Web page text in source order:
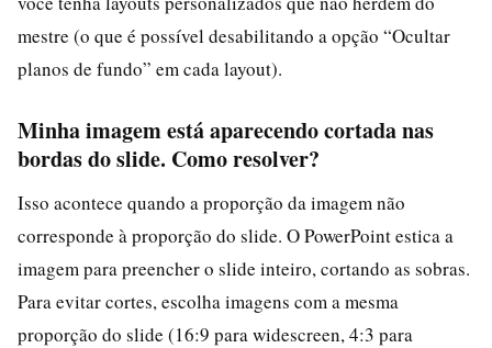
mestre (o que é possível desabilitando a opção “Ocultar
planos de fundo” em cada layout).
Minha imagem está aparecendo cortada nas
bordas do slide. Como resolver?
Isso acontece quando a proporção da imagem não
corresponde à proporção do slide. O PowerPoint estica a
imagem para preencher o slide inteiro, cortando as sobras.
Para evitar cortes, escolha imagens com a mesma
proporção do slide (16:9 para widescreen, 4:3 para